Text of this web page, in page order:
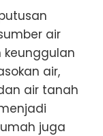
air
keunggulan
air,
air tanah
juga